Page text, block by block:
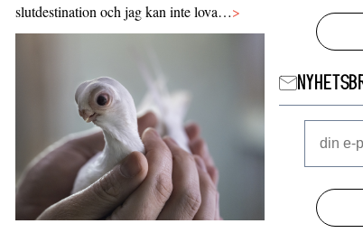
slutdestination och jag kan inte lova…>